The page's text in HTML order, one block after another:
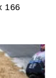
166